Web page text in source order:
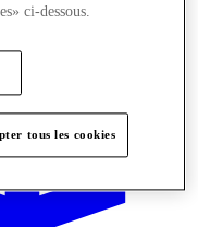
ci-dessous.
tous les cookies